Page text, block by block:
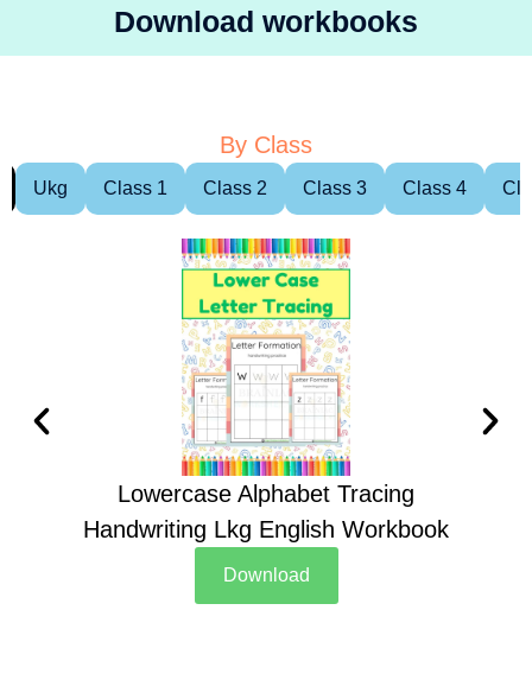
Download workbooks
By Class
Ukg Class 1 Class 2 Class 3 Class 4
Lowercase Alphabet Tracing
Handwriting Lkg English Workbook
Download